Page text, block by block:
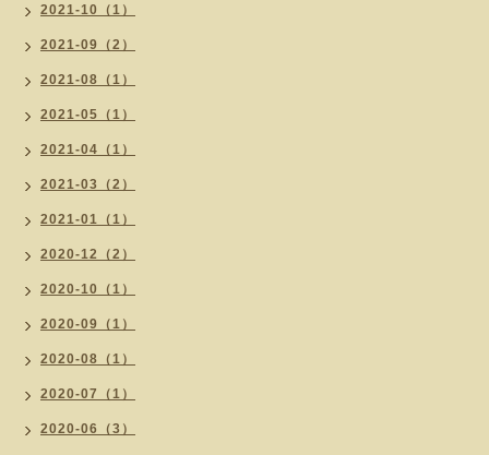
2021-10（1）
2021-09（2）
2021-08（1）
2021-05（1）
2021-04（1）
2021-03（2）
2021-01（1）
2020-12（2）
2020-10（1）
2020-09（1）
2020-08（1）
2020-07（1）
2020-06（3）